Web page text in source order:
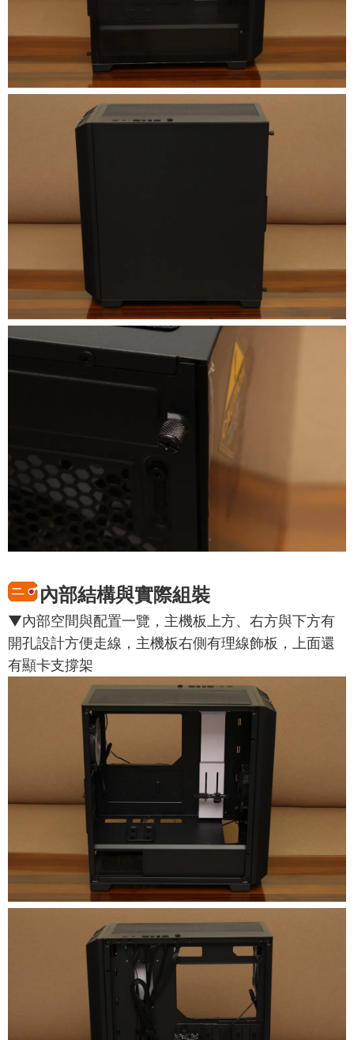
內部結構與實際組裝
▼內部空間與配置一覽，主機板上方、右方與下方有
開孔設計方便走線，主機板右側有理線飾板，上面還
有顯卡支撐架